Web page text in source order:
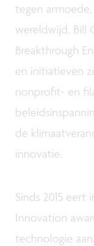
tegen
wereldwijd. Bill
Breakthrough
en initiatieven
nonprofit- en
de
innovatie.
Sinds 2015
Innovation
technologie